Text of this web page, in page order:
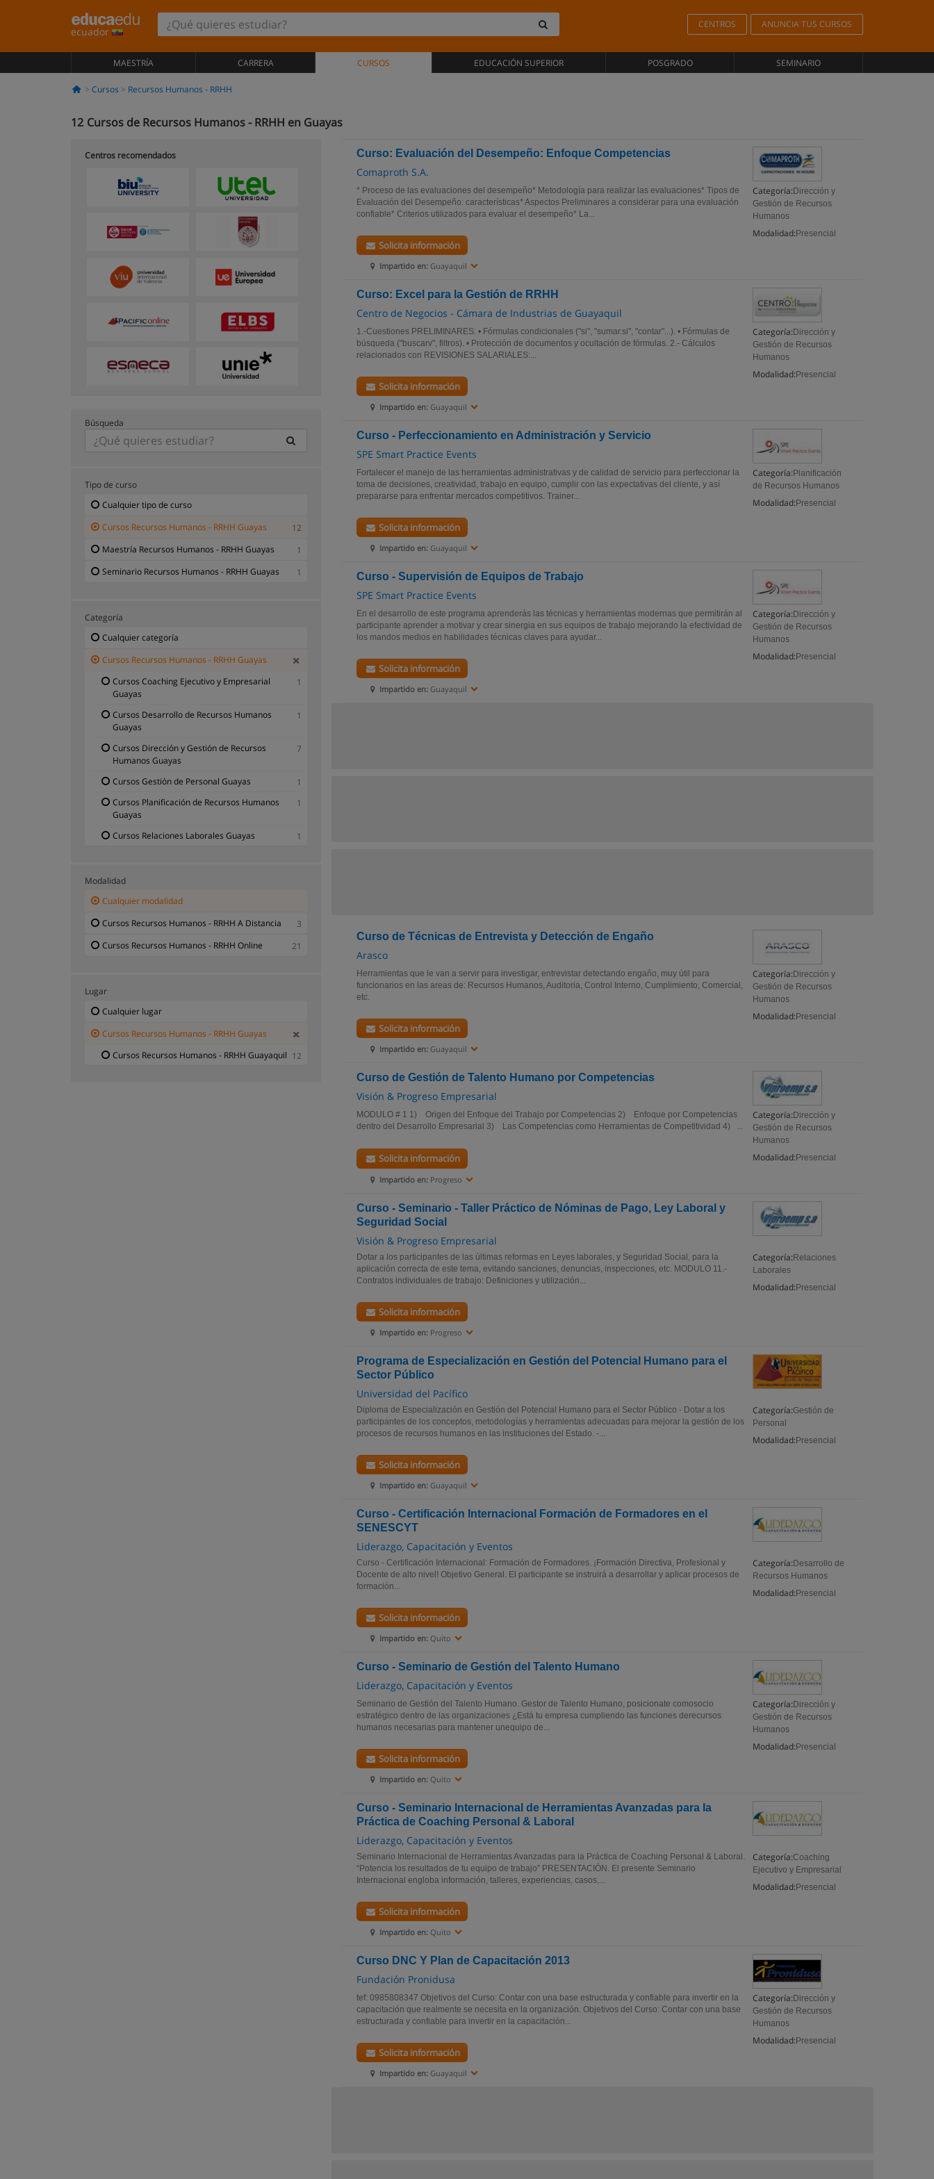
ecuador
CENTROS ANUNCIA TUS CURSOS
MAESTRÍA CARRERA CURSOS EDUCACIÓN SUPERIOR POSGRADO SEMINARIO
Cursos Recursos Humanos - RRHH
12 Cursos de Recursos Humanos - RRHH en Guayas
Curso: Evaluación del Desempeño: Enfoque Competencias
Comaproth S.A.
Categoría: Dirección y
Gestión de Recursos
Humanos
Modalidad: Presencial
* Proceso de las evaluaciones del desempeño* Metodología para realizar las evaluaciones* Tipos de
Evaluación del Desempeño: características* Aspectos Preliminares a considerar para una evaluación
confiable* Criterios utilizados para evaluar el desempeño* La...
Impartido en: Guayaquil
Solicita información
Curso: Excel para la Gestión de RRHH
Centro de Negocios - Cámara de Industrias de Guayaquil
Categoría: Dirección y
Gestión de Recursos
Humanos
Modalidad: Presencial
1.-Cuestiones PRELIMINARES: • Fórmulas condicionales ("si", "sumar.si", "contar"...). • Fórmulas de
búsqueda ("buscarv", filtros). • Protección de documentos y ocultación de fórmulas. 2.- Cálculos
relacionados con REVISIONES SALARIALES:...
Impartido en: Guayaquil
Solicita información
Curso - Perfeccionamiento en Administración y Servicio
SPE Smart Practice Events
Categoría: Planificación
de Recursos Humanos
Modalidad: Presencial
Fortalecer el manejo de las herramientas administrativas y de calidad de servicio para perfeccionar la
toma de decisiones, creatividad, trabajo en equipo, cumplir con las expectativas del cliente, y así
prepararse para enfrentar mercados competitivos. Trainer...
Impartido en: Guayaquil
Solicita información
Curso - Supervisión de Equipos de Trabajo
SPE Smart Practice Events
Categoría: Dirección y
Gestión de Recursos
Humanos
Modalidad: Presencial
En el desarrollo de este programa aprenderás las técnicas y herramientas modernas que permitirán al
participante aprender a motivar y crear sinergia en sus equipos de trabajo mejorando la efectividad de
los mandos medios en habilidades técnicas claves para ayudar...
Impartido en: Guayaquil
Solicita información
Curso de Técnicas de Entrevista y Detección de Engaño
Arasco
Categoría: Dirección y
Gestión de Recursos
Humanos
Modalidad: Presencial
Herramientas que le van a servir para investigar, entrevistar detectando engaño, muy útil para
funcionarios en las areas de: Recursos Humanos, Auditoria, Control Interno, Cumplimiento, Comercial,
etc.
Impartido en: Guayaquil
Solicita información
Curso de Gestión de Talento Humano por Competencias
Visión & Progreso Empresarial
Categoría: Dirección y
Gestión de Recursos
Humanos
Modalidad: Presencial
MODULO # 1 1) Origen del Enfoque del Trabajo por Competencias 2) Enfoque por Competencias
dentro del Desarrollo Empresarial 3) Las Competencias como Herramientas de Competitividad 4) ...
Impartido en: Progreso
Solicita información
Curso - Seminario - Taller Práctico de Nóminas de Pago, Ley Laboral y
Seguridad Social
Visión & Progreso Empresarial
Categoría: Relaciones
Laborales
Modalidad: Presencial
Dotar a los participantes de las últimas reformas en Leyes laborales, y Seguridad Social, para la
aplicación correcta de este tema, evitando sanciones, denuncias, inspecciones, etc. MODULO 11.-
Contratos individuales de trabajo: Definiciones y utilización...
Impartido en: Progreso
Solicita información
Programa de Especialización en Gestión del Potencial Humano para el
Sector Público
Universidad del Pacífico
Categoría:Gestión de
Personal
Modalidad: Presencial
Diploma de Especialización en Gestión del Potencial Humano para el Sector Público - Dotar a los
participantes de los conceptos, metodologías y herramientas adecuadas para mejorar la gestión de los
procesos de recursos humanos en las instituciones del Estado. -...
Impartido en: Guayaquil
Solicita información
Curso - Certificación Internacional Formación de Formadores en el
SENESCYT
Liderazgo, Capacitación y Eventos
Categoría: Desarrollo de
Recursos Humanos
Modalidad: Presencial
Curso - Certificación Internacional: Formación de Formadores. ¡Formación Directiva, Profesional y
Docente de alto nivel! Objetivo General. El participante se instruirá a desarrollar y aplicar procesos de
formación...
Impartido en: Quito
Solicita información
Curso - Seminario de Gestión del Talento Humano
Liderazgo, Capacitación y Eventos
Categoría: Dirección y
Gestión de Recursos
Humanos
Modalidad: Presencial
Seminario de Gestión del Talento Humano. Gestor de Talento Humano, posicionate comosocio
estratégico dentro de las organizaciones ¿Está tu empresa cumpliendo las funciones derecursos
humanos necesarias para mantener unequipo de...
Impartido en: Quito
Solicita información
Curso - Seminario Internacional de Herramientas Avanzadas para la
Práctica de Coaching Personal & Laboral
Liderazgo, Capacitación y Eventos
Categoría:Coaching
Ejecutivo y Empresarial
Modalidad: Presencial
Seminario Internacional de Herramientas Avanzadas para la Práctica de Coaching Personal & Laboral.
“Potencia los resultados de tu equipo de trabajo” PRESENTACIÓN. El presente Seminario
Internacional engloba información, talleres, experiencias, casos,...
Impartido en: Quito
Solicita información
Curso DNC Y Plan de Capacitación 2013
Fundación Pronidusa
Categoría: Dirección y
Gestión de Recursos
Humanos
Modalidad: Presencial
tef: 0985808347 Objetivos del Curso: Contar con una base estructurada y confiable para invertir en la
capacitación que realmente se necesita en la organización. Objetivos del Curso: Contar con una base
estructurada y confiable para invertir en la capacitación...
Impartido en: Guayaquil
Solicita información
Centros recomendados
Búsqueda
Tipo de curso
Cualquier tipo de curso
Cursos Recursos Humanos - RRHH Guayas
12
Maestría Recursos Humanos - RRHH Guayas
1
Seminario Recursos Humanos - RRHH Guayas
1
Categoría
Cualquier categoría
Cursos Recursos Humanos - RRHH Guayas
Cursos Coaching Ejecutivo y Empresarial
Guayas
1
Cursos Desarrollo de Recursos Humanos
Guayas
1
Cursos Dirección y Gestión de Recursos
Humanos Guayas
7
Cursos Gestión de Personal Guayas
1
Cursos Planificación de Recursos Humanos
Guayas
1
Cursos Relaciones Laborales Guayas 1
Modalidad
Cualquier modalidad
Cursos Recursos Humanos - RRHH A Distancia
3
Cursos Recursos Humanos - RRHH Online
21
Lugar
Cualquier lugar
Cursos Recursos Humanos - RRHH Guayas
Cursos Recursos Humanos - RRHH Guayaquil 12